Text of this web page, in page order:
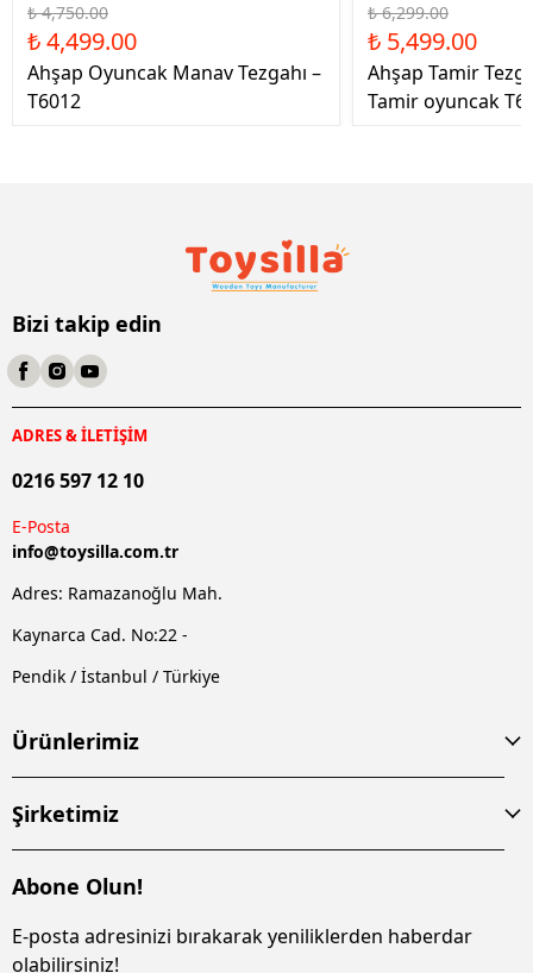
₺ 4,750.00
₺ 4,499.00
Ahşap Oyuncak Manav Tezgahı –
T6012
₺ 6,299.00
₺ 5,499.00
Ahşap Tamir
Tamir oyuncak
Bizi takip edin
ADRES & İLETİŞİM
0216 597 12 10
E-Posta
info@toysilla.com.tr
Adres: Ramazanoğlu Mah.
Kaynarca Cad. No:22 -
Pendik / İstanbul / Türkiye
Ürünlerimiz
Şirketimiz
Abone Olun!
E-posta adresinizi bırakarak yeniliklerden haberdar
olabilirsiniz!